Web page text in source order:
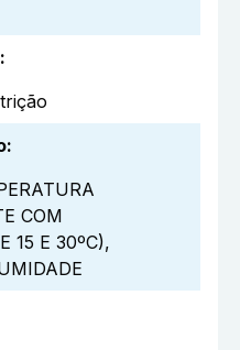
:
:
COM
15 E 30ºC),